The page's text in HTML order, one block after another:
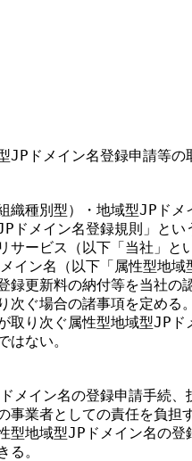
JPドメイン名登録申請等の
種別型）・地域型JPドメ
ドメイン名登録規則」とい
サービス（以下「当社」と
イン名（以下「属性型地
録更新料の納付等を当社の
次ぐ場合の諸事項を定める
取り次ぐ属性型地域型JP
はない。
イン名の登録申請手続、
事業者としての責任を負担
型地域型JPドメイン名の登
る。